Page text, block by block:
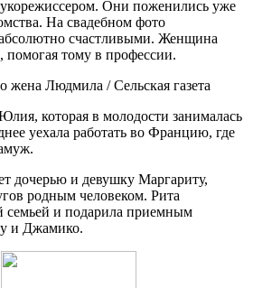
Они поженились уже
На свадебном фото
счастливыми. Женщина
помогая тому в профессии.
жена Людмила / Сельская газета
которая в молодости занималась
уехала работать во Францию, где
дочерью и девушку Маргариту,
родным человеком. Рита
семьей и подарила приемным
и Джамико.